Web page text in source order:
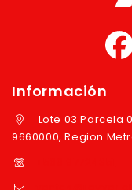
Información
Lote 03 Parcela
9660000, Region